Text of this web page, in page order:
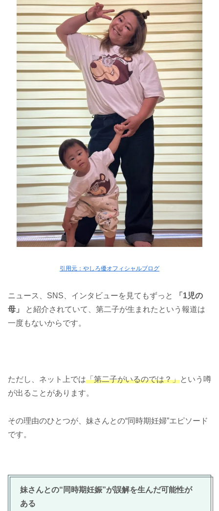
引用元：やしろ優オフィシャルブログ
ニュース、SNS、インタビューを見てもずっと
「1児の
母」
と紹介されていて、第二子が生まれたという報道は
一度もないからです。
ただし、ネット上では「第二子がいるのでは？」という噂
が出ることがあります。
その理由のひとつが、妹さんとの“同時期妊婦”エピソード
です。
妹さんとの“同時期妊娠”が誤解を生んだ可能性が
ある